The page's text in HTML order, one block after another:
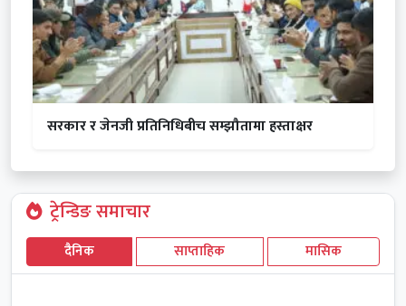
सरकार र जेनजी प्रतिनिधिबीच सम्झौतामा हस्ताक्षर
ट्रेन्डिङ समाचार
दैनिक साप्ताहिक मासिक